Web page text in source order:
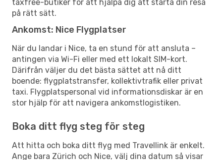
taxfree-butiker för att hjälpa dig att starta din resa
på rätt sätt.
Ankomst: Nice Flygplatser
När du landar i Nice, ta en stund för att ansluta –
antingen via Wi-Fi eller med ett lokalt SIM-kort.
Därifrån väljer du det bästa sättet att nå ditt
boende: flygplatstransfer, kollektivtrafik eller privat
taxi. Flygplatspersonal vid informationsdiskar är en
stor hjälp för att navigera ankomstlogistiken.
Boka ditt flyg steg för steg
Att hitta och boka ditt flyg med Travellink är enkelt.
Ange bara Zürich och Nice, välj dina datum så visar